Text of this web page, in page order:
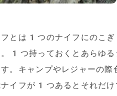
とは1つのナイフにのこぎ
。1つ持っておくとあらゆ
。キャンプやレジャーの
ナイフが1つあるとそれだ